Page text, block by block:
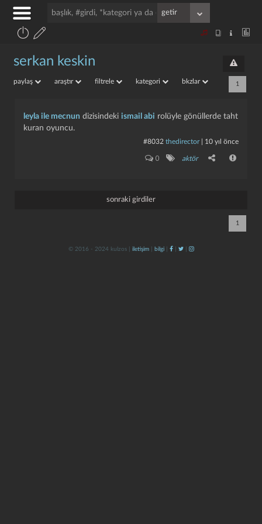
serkan keskin
paylaş araştır filtrele kategori bkzlar 1
leyla ile mecnun dizisindeki ismail abi rolüyle gönüllerde taht
kuran oyuncu.
#8032 thedirector| 10 yıl önce
0 aktör
sonraki girdiler
1
© 2016 - 2024 kulzos | iletişim| bilgi| | |